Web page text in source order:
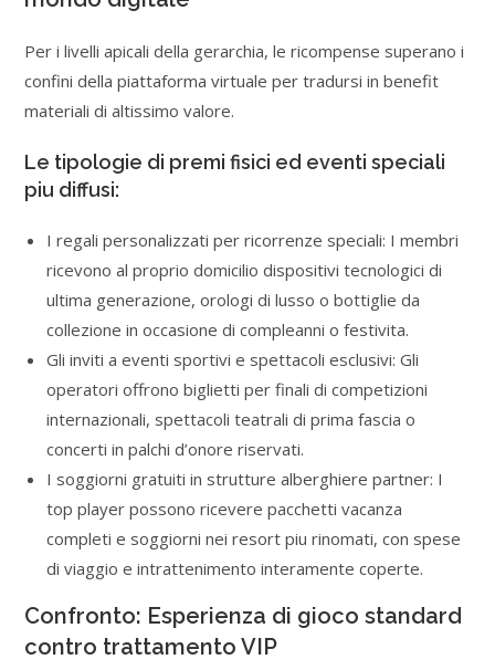
Per i livelli apicali della gerarchia, le ricompense superano i
confini della piattaforma virtuale per tradursi in benefit
materiali di altissimo valore.
Le tipologie di premi fisici ed eventi speciali
piu diffusi:
I regali personalizzati per ricorrenze speciali: I membri
ricevono al proprio domicilio dispositivi tecnologici di
ultima generazione, orologi di lusso o bottiglie da
collezione in occasione di compleanni o festivita.
Gli inviti a eventi sportivi e spettacoli esclusivi: Gli
operatori offrono biglietti per finali di competizioni
internazionali, spettacoli teatrali di prima fascia o
concerti in palchi d’onore riservati.
I soggiorni gratuiti in strutture alberghiere partner: I
top player possono ricevere pacchetti vacanza
completi e soggiorni nei resort piu rinomati, con spese
di viaggio e intrattenimento interamente coperte.
Confronto: Esperienza di gioco standard
contro trattamento VIP